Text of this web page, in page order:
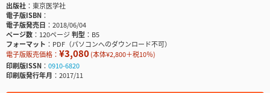
出版社
東京医学社
電子版ISBN
電子版発売日
2018/06/04
ページ数
120ページ判型
B5
フォーマット
PDF（パソコンへのダウンロード不可）
電子版販売価格： ¥3,080(本体¥2,800＋税10％)
印刷版ISSN
0910-6820
印刷版発行年月
2017/11